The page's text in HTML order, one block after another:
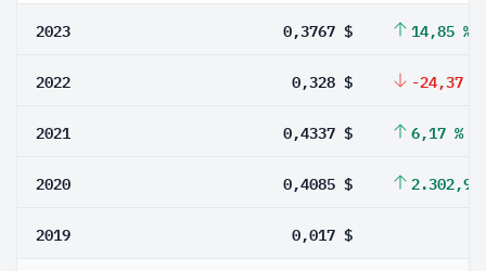
2023 0,3767 $ 14,85 %
2022 0,328 $ -24,37 %
2021 0,4337 $ 6,17 %
2020 0,4085 $ 2.302,94
2019 0,017 $